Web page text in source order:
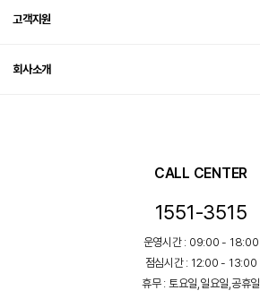
고객지원
회사소개
CALL CENTER
1551-3515
운영시간 : 09:00 - 18:00
점심시간 : 12:00 - 13:00
휴무 : 토요일,일요일,공휴일